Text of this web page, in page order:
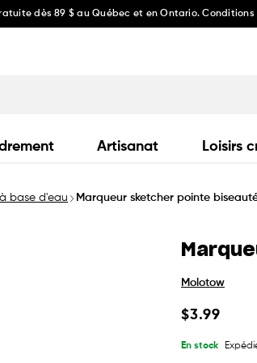
dès 89 $ au Québec et en Ontario.
Artisanat Loisirs
base d'eau Marqueur sketcher pointe
Molotow
Prix
$3.99
En stock